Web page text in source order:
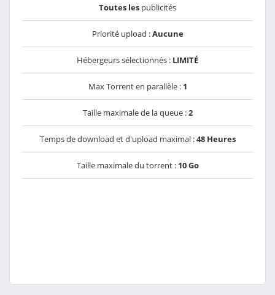
Toutes les publicités
Priorité upload :Aucune
Hébergeurs sélectionnés : LIMITÉ
Max Torrent en parallèle : 1
Taille maximale de la queue :2
Temps de download et d'upload maximal :48 Heures
Taille maximale du torrent : 10 Go